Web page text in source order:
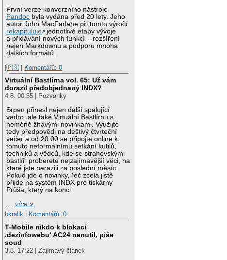
První verze konverzního nástroje
Pandoc byla vydána před 20 lety. Jeho
autor John MacFarlane při tomto výročí
rekapituluje
jednotlivé etapy vývoje
a přidávání nových funkcí – rozšíření
nejen Markdownu a podporu mnoha
dalších formátů.
|🇵🇸 | Komentářů: 0
Virtuální Bastlírna vol. 65: Už vám
dorazil předobjednaný INDX?
4.8. 00:55 | Pozvánky
Srpen přinesl nejen další spalující
vedro, ale také Virtuální Bastlírnu s
neméně žhavými novinkami. Využijte
tedy předpovědi na deštivý čtvrteční
večer a od 20:00 se připojte online k
tomuto neformálnímu setkání kutilů,
techniků a vědců, kde se strahovskými
bastlíři proberete nejzajímavější věci, na
které jste narazili za poslední měsíc.
Pokud jde o novinky, řeč zcela jistě
přijde na systém INDX pro tiskárny
Průša, který na konci
…více »
bkralik
Komentářů: 0
T-Mobile nikdo k blokaci
‚dezinfowebu‘ AC24 nenutil, píše
soud
3.8. 17:22 | Zajímavý článek